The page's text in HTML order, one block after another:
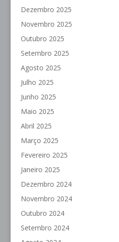
Dezembro 2025
Novembro 2025
Outubro 2025
Setembro 2025
Agosto 2025
Julho 2025
Junho 2025
Maio 2025
Abril 2025
Março 2025
Fevereiro 2025
Janeiro 2025
Dezembro 2024
Novembro 2024
Outubro 2024
Setembro 2024